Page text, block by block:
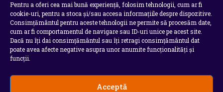
Pentru a oferi cea mai bună experiență, folosim tehnologii, cum ar fi
cookie-uri, pentru a stoca și/sau accesa informațiile despre dispozitive.
Consimțământul pentru aceste tehnologii ne permite să procesăm date,
cum ar fi comportamentul de navigare sau ID-uri unice pe acest site.
Dacă nu îți dai consimțământul sau îți retragi consimțământul dat
poate avea afecte negative asupra unor anumite funcționalități și
funcții.
Acceptă
Ministerul Educației
ministerul sanatatii Nu-ți uita istoria
Oana Filip
Prefectura dambovita
Primaria Dragodana
Primaria Lucieni
primaria Răzvad
Primaria Ulmi primăria Târgoviște
PSD Dambovita
psiholog
Serial Situatia Covid 19 Dambovita
Situație Covid-19
Universitatea Valahia